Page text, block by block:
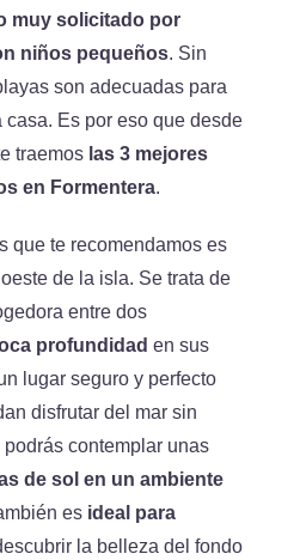
muy solicitado por
niños pequeños. Sin
son adecuadas para
Es por eso que desde
traemos las 3 mejores
en Formentera.
que te recomendamos es
de la isla. Se trata de
entre dos
profundidad en sus
lugar seguro y perfecto
disfrutar del mar sin
contemplar unas
de sol en un ambiente
es ideal para
la belleza del fondo